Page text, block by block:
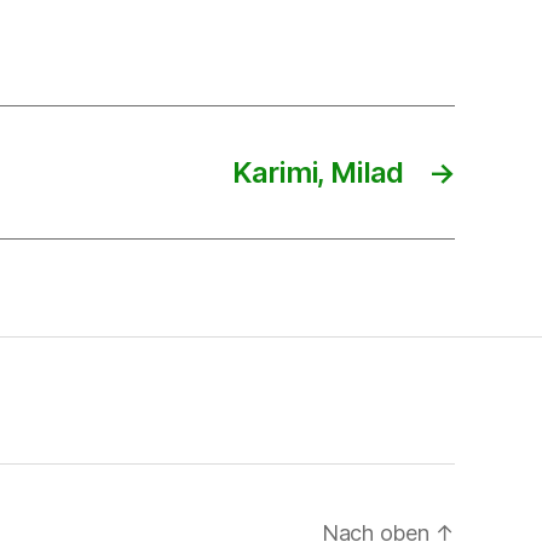
→
Karimi, Milad
Nach oben ↑